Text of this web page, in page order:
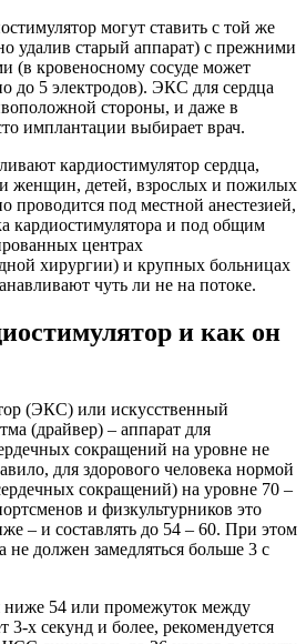
могут ставить с той же
удалив старый аппарат) с прежними
(в кровеносному сосуде может
до 5 электродов). ЭКС для сердца
стороны, и даже в
имплантации выбирает врач.
кардиостимулятор сердца,
женщин, детей, взрослых и пожилых
под местной анестезией,
кардиостимулятора и под общим
центрах
хирургии) и крупных больницах
чуть ли не на потоке.
и как он
(ЭКС) или искусственный
(драйвер) – аппарат для
сокращений на уровне не
для здорового человека нормой
сокращений) на уровне 70 –
и физкультурников это
– и составлять до 54 – 60. При этом
не должен замедляться больше 3 с
ниже 54 или промежуток между
3-х секунд и более, рекомендуется